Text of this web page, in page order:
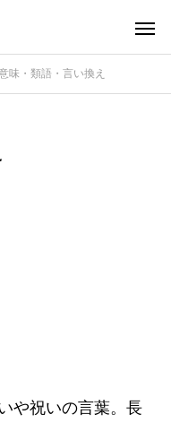
味・類語・言い換え
や祝いの言葉。長